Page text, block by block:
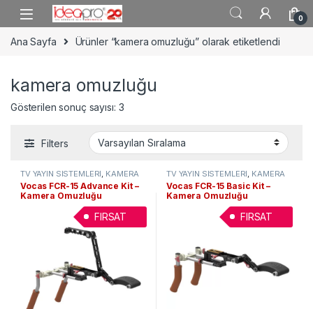
Skip to navigation
Skip to content
0
Ana Sayfa Ürünler “kamera omuzluğu” olarak etiketlendi
kamera omuzluğu
Gösterilen sonuç sayısı: 3
Filters
TV YAYIN SİSTEMLERİ KAMERA
AKSESUARLARI , Video Tripodlar
& Omuzluklar
Vocas FCR-15 Advance Kit –
Kamera Omuzluğu
FIRSAT
TV YAYIN SİSTEMLERİ KAMERA
AKSESUARLARI ,Video Tripodlar
& Omuzluklar
Vocas FCR-15 Basic Kit –
Kamera Omuzluğu
FIRSAT